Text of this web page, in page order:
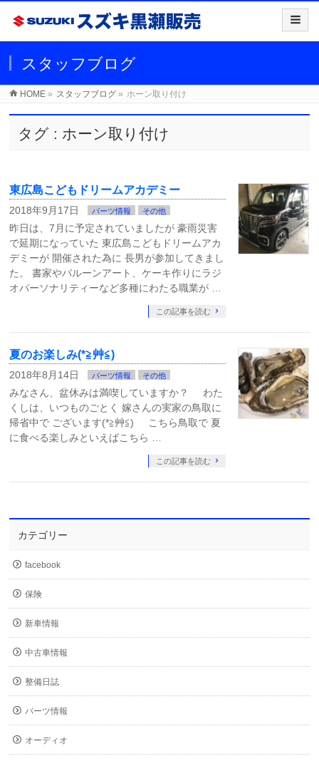
スタッフブログ
HOME » スタッフブログ » ホーン取り付け
タグ : ホーン取り付け
東広島こどもドリームアカデミー
2018年9月17日 パーツ情報 その他
昨日は、7月に予定されていましたが 豪雨災害
で延期になっていた 東広島こどもドリームアカ
デミーが 開催された為に 長男が参加してきまし
た。 書家やバルーンアート、ケーキ作りにラジ
オパーソナリティーなど多種にわたる職業が …
この記事を読む
夏のお楽しみ(*≧艸≦)
2018年8月14日 パーツ情報 その他
みなさん、盆休みは満喫していますか？ わた
くしは、いつものごとく 嫁さんの実家の鳥取に
帰省中で ございます(*≧艸≦) こちら鳥取で 夏
に食べる楽しみといえばこちら …
この記事を読む
カテゴリー
facebook
保険
新車情報
中古車情報
整備日誌
パーツ情報
オーディオ